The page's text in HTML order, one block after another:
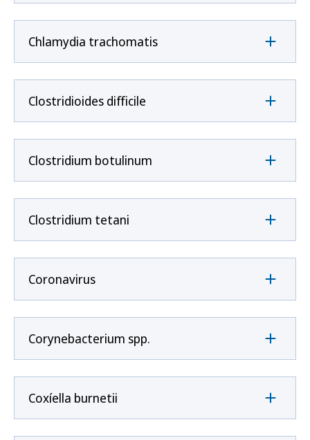
Chlamydia trachomatis
Clostridioides difficile
Clostridium botulinum
Clostridium tetani
Coronavirus
Corynebacterium spp.
Coxíella burnetii